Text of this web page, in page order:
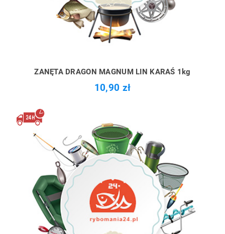
ZANĘTA DRAGON MAGNUM LIN KARAŚ 1kg
10,90 zł